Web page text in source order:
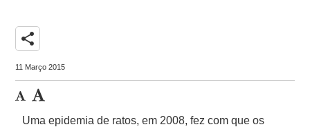
share
11 Março 2015
Uma epidemia de ratos, em 2008, fez com que os